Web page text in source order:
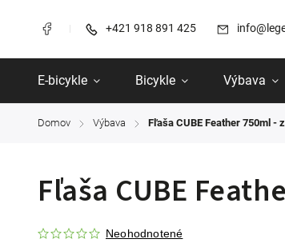
+421 918 891 425
E-bicykle Bicykle Výbava
Domov / Výbava / Fľaša CUBE Feather 750ml -
Fľaša CUBE
Neohodnotené